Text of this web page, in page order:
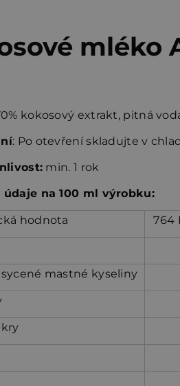
mléko
kokosový extrakt, pitná
: Po otevření skladujte v
min. 1 rok
údaje na 100 ml výrobku:
hodnota 764
mastné kyseliny